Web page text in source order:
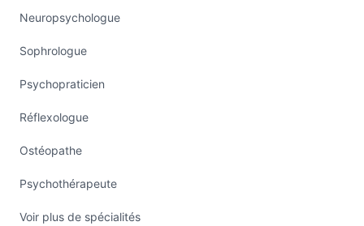
Neuropsychologue
Sophrologue
Psychopraticien
Réflexologue
Ostéopathe
Psychothérapeute
Voir plus de spécialités